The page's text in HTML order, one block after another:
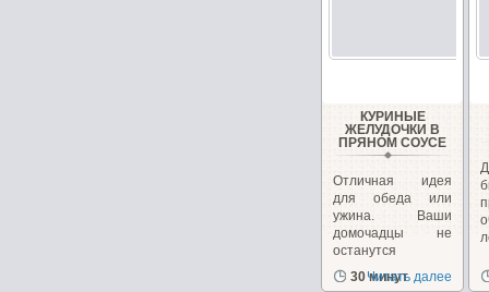
КУРИНЫЕ
ЖЕЛУДОЧКИ В
ПРЯНОМ СОУСЕ
Отличная идея
для обеда или
ужина. Ваши
домочадцы не
останутся
равнодушными....
30 минут
Читать далее